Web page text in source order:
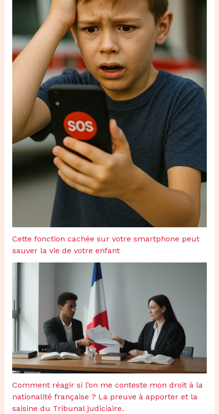
Cette fonction cachée sur votre smartphone peut
sauver la vie de votre enfant
Comment réagir si l’on me conteste mon droit à la
nationalité française ? La preuve à apporter et la
saisine du Tribunal judiciaire.